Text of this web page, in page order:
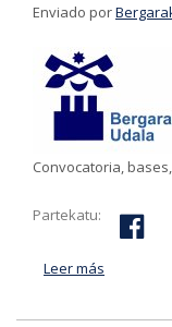
Enviado por
Convocatoria,
Partekatu:
Leer más
jardinería